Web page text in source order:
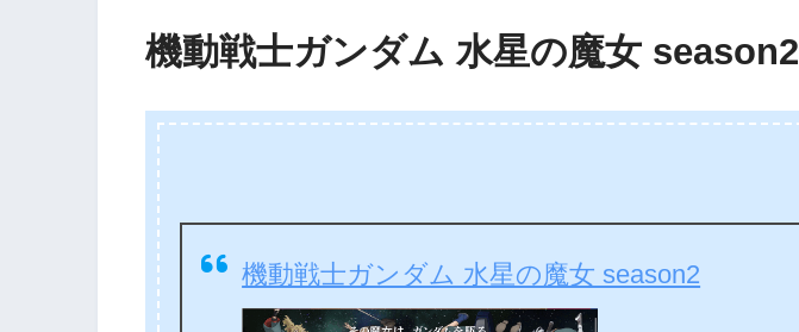
機動戦士ガンダム 水星の魔女 season2
機動戦士ガンダム 水星の魔女 season2